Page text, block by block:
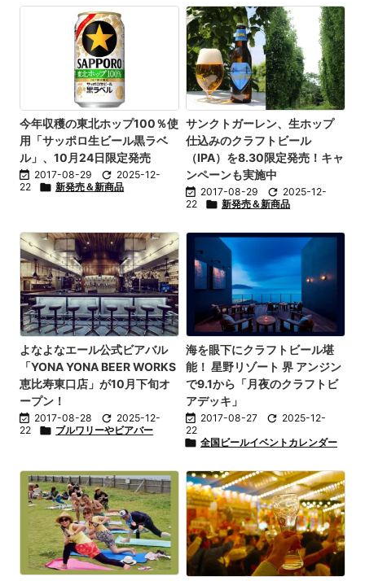
今年収穫の東北ホップ100％使
用「サッポロ生ビール黒ラベ
ル」、10月24日限定発売
 2017-08-29  2025-12-
22
 新発売＆新商品
サンクトガーレン、生ホップ
仕込みのクラフトビール
（IPA）を8.30限定発売！キャ
ンペーンも実施中
 2017-08-29  2025-12-
22
 新発売＆新商品
よなよなエール公式ビアバル
「YONA YONA BEER WORKS
恵比寿東口店」が10月下旬オ
ープン！
 2017-08-28  2025-12-
22
 ブルワリーやビアバー
海を眼下にクラフトビール堪
能！ 星野リゾート 界 アンジン
で9.1から「月夜のクラフトビ
アデッキ」
 2017-08-27  2025-12-
22
 全国ビールイベントカレンダー